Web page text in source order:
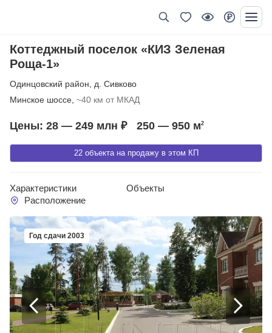
Коттеджный поселок «КИЗ Зеленая
Роща-1»
Одинцовский район
д. Сивково
Минское шоссе, ~40 км от МКАД
22 объекта на продажу в этом КП
Цены: 28 — 249 млн ₽ 250 — 950 м2
Характеристики
Объекты
Расположение
Год сдачи 2003